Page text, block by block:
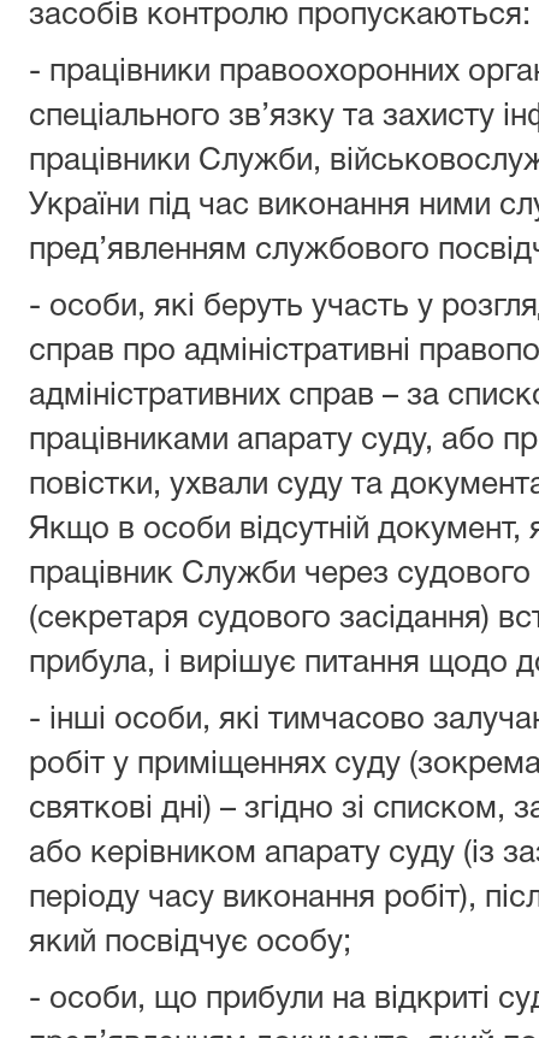
засобів контролю пропускаються:
- працівники правоохоронних
спеціального зв’язку та захисту
працівники Служби,
України під час виконання ними
пред’явленням службового
- особи, які беруть участь у
справ про адміністративні
адміністративних справ – за
працівниками апарату суду, або
повістки, ухвали суду та
Якщо в особи відсутній документ,
працівник Служби через
(секретаря судового засідання)
прибула, і вирішує питання щодо
- інші особи, які тимчасово
робіт у приміщеннях суду
святкові дні) – згідно зі
або керівником апарату суду (із
періоду часу виконання робіт),
який посвідчує особу;
- особи, що прибули на відкриті